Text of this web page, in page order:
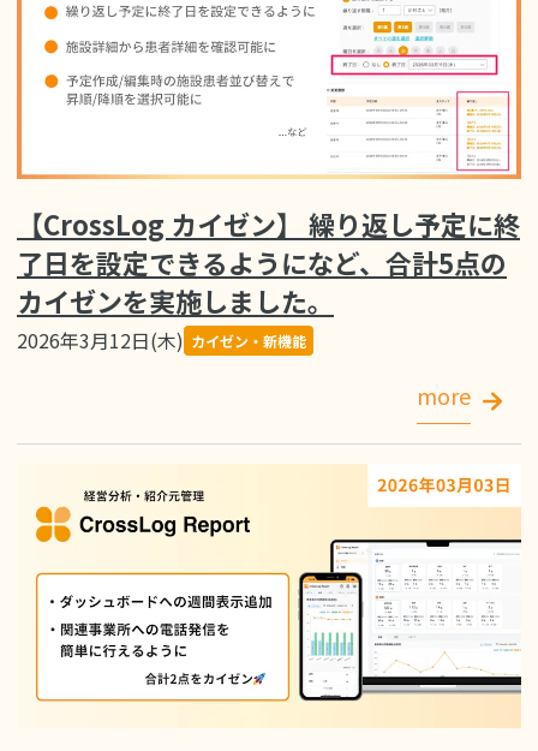
【CrossLog カイゼン】 繰り返し予定に終
了日を設定できるようになど、合計5点の
カイゼンを実施しました。
2026年3月12日(木) カイゼン・新機能
more